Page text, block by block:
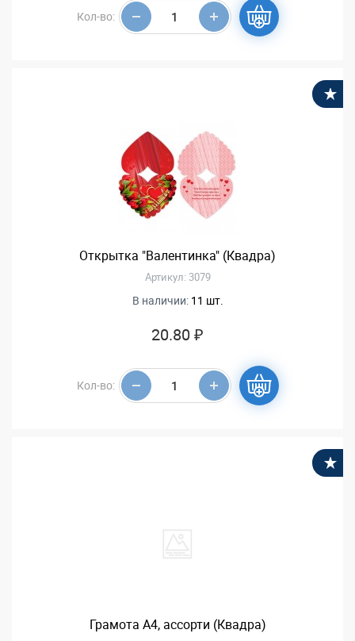
Кол-во:
Открытка "Валентинка" (Квадра)
Артикул: 3079
В наличии: 11 шт.
20.80 ₽
Кол-во:
Грамота А4, ассорти (Квадра)